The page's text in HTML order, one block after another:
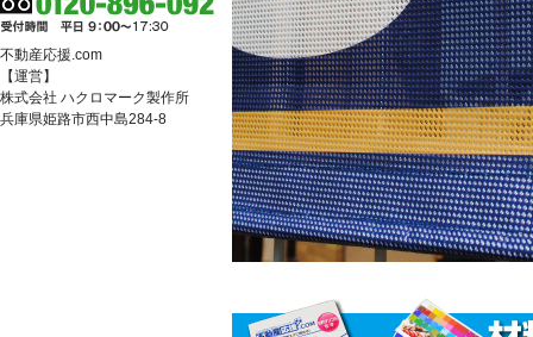
不動産応援.com
【運営】
株式会社 ハクロマーク製作所
兵庫県姫路市西中島284-8